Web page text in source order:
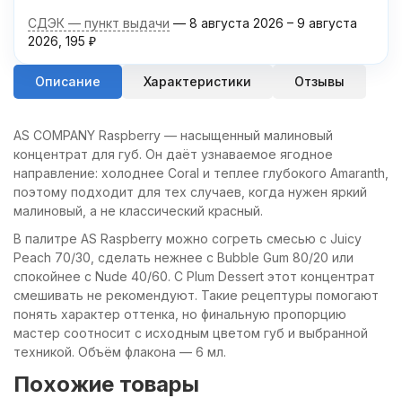
СДЭК — пункт выдачи 8 августа 2026 – 9 августа
2026 195 ₽
Описание Характеристики Отзывы
AS COMPANY Raspberry — насыщенный малиновый
концентрат для губ. Он даёт узнаваемое ягодное
направление: холоднее Coral и теплее глубокого Amaranth,
поэтому подходит для тех случаев, когда нужен яркий
малиновый, а не классический красный.
В палитре AS Raspberry можно согреть смесью с Juicy
Peach 70/30, сделать нежнее с Bubble Gum 80/20 или
спокойнее с Nude 40/60. С Plum Dessert этот концентрат
смешивать не рекомендуют. Такие рецептуры помогают
понять характер оттенка, но финальную пропорцию
мастер соотносит с исходным цветом губ и выбранной
техникой. Объём флакона — 6 мл.
Похожие товары